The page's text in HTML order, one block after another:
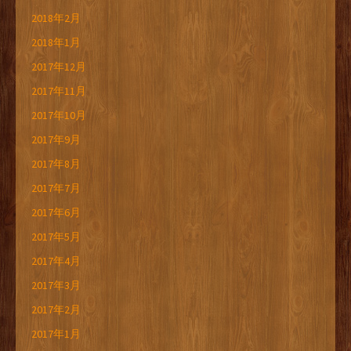
2018年2月
2018年1月
2017年12月
2017年11月
2017年10月
2017年9月
2017年8月
2017年7月
2017年6月
2017年5月
2017年4月
2017年3月
2017年2月
2017年1月